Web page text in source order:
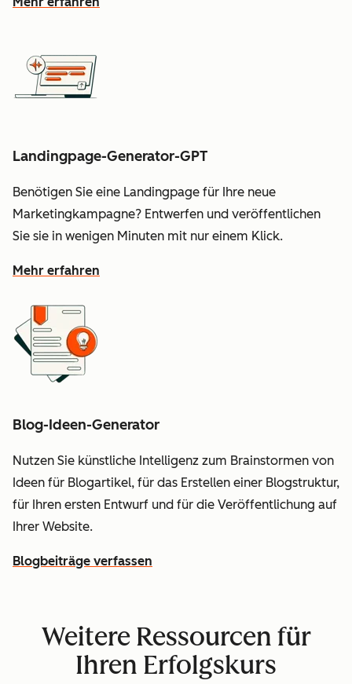
Landingpage-Generator-GPT
Benötigen Sie eine Landingpage für Ihre neue
Marketingkampagne? Entwerfen und veröffentlichen
Sie sie in wenigen Minuten mit nur einem Klick.
Mehr erfahren
Blog-Ideen-Generator
Nutzen Sie künstliche Intelligenz zum Brainstormen von
Ideen für Blogartikel, für das Erstellen einer Blogstruktur,
für Ihren ersten Entwurf und für die Veröffentlichung auf
Ihrer Website.
Blogbeiträge verfassen
Weitere Ressourcen für
Ihren Erfolgskurs